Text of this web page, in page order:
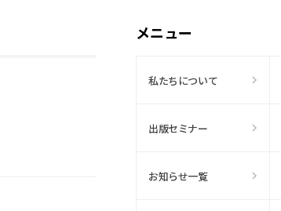
メニュー
私たちについて
出版セミナー
お知らせ一覧